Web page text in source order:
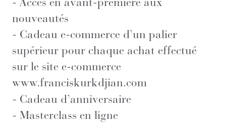
nouveautés
- Cadeau e-commerce d’un palier
supérieur pour chaque achat effectué
sur le site e-commerce
www.franciskurkdjian.com
- Cadeau d’anniversaire
- Masterclass en ligne